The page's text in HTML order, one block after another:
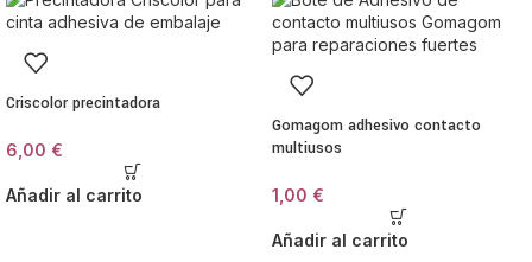
Criscolor precintadora
6,00 €
Añadir al carrito
Gomagom adhesivo contacto
multiusos
1,00 €
Añadir al carrito